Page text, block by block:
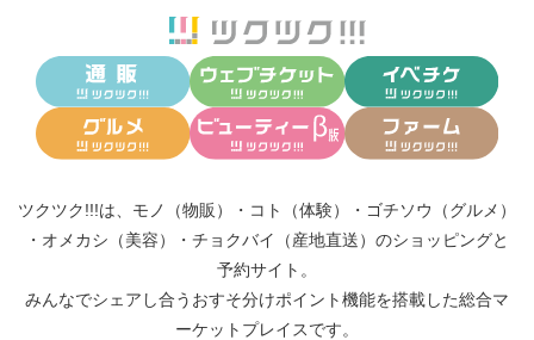
ツクツク!!!は、 モノ（物販） ・ コト（体験） ・ ゴチソウ（グルメ）
・ オメカシ（美容） ・ チョクバイ（産地直送） のショッピングと
予約サイト。
みんなでシェアし合う おすそ分けポイント機能を搭載した総合マ
ーケットプレイスです。